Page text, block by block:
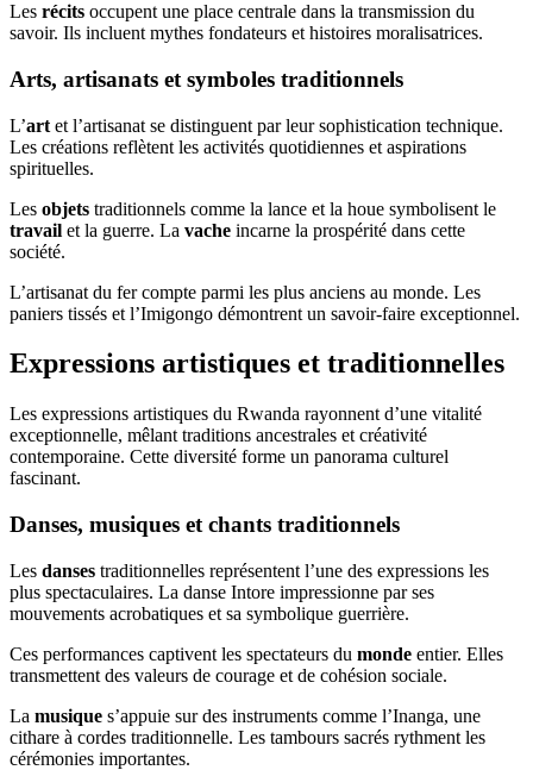
Les récits occupent une place centrale dans la transmission du
savoir. Ils incluent mythes fondateurs et histoires moralisatrices.
Arts, artisanats et symboles traditionnels
L’art et l’artisanat se distinguent par leur sophistication technique.
Les créations reflètent les activités quotidiennes et aspirations
spirituelles.
Les objets traditionnels comme la lance et la houe symbolisent le
travail et la guerre. La vache incarne la prospérité dans cette
société.
L’artisanat du fer compte parmi les plus anciens au monde. Les
paniers tissés et l’Imigongo démontrent un savoir-faire exceptionnel.
Expressions artistiques et traditionnelles
Les expressions artistiques du Rwanda rayonnent d’une vitalité
exceptionnelle, mêlant traditions ancestrales et créativité
contemporaine. Cette diversité forme un panorama culturel
fascinant.
Danses, musiques et chants traditionnels
Les danses traditionnelles représentent l’une des expressions les
plus spectaculaires. La danse Intore impressionne par ses
mouvements acrobatiques et sa symbolique guerrière.
Ces performances captivent les spectateurs du monde entier. Elles
transmettent des valeurs de courage et de cohésion sociale.
La musique s’appuie sur des instruments comme l’Inanga, une
cithare à cordes traditionnelle. Les tambours sacrés rythment les
cérémonies importantes.